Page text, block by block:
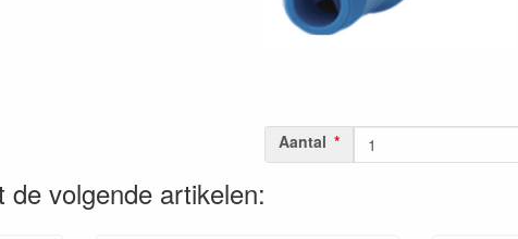
Aantal
volgende artikelen: